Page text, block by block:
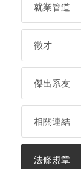
就業管道
徵才
傑出系友
相關連結
法條規章